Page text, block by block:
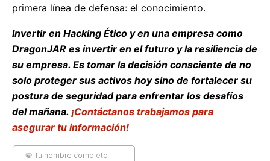
primera línea de defensa: el conocimiento.
Invertir en Hacking Ético y en una empresa como
DragonJAR es invertir en el futuro y la resiliencia de
su empresa. Es tomar la decisión consciente de no
solo proteger sus activos hoy sino de fortalecer su
postura de seguridad para enfrentar los desafíos
del mañana. ¡Contáctanos trabajamos para
asegurar tu información!